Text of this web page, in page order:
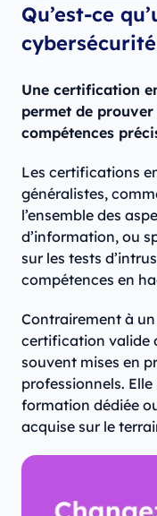
Qu’est-ce
Une certification
permet de
compétences
Les certifications
généralistes,
l’ensemble des
d’information, ou
sur les tests
compétences en
Contrairement à
certification valide
souvent mises en
professionnels.
formation dédiée
acquise sur le